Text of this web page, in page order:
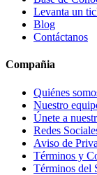
Levanta un
Blog
Contáctanos
Compañia
Quiénes
Nuestro
Únete a
Redes
Aviso de
Términos y
Términos del